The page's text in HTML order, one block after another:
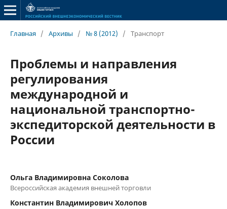
Главная / Архивы / № 8 (2012) / Транспорт
Проблемы и направления
регулирования
международной и
национальной транспортно-
экспедиторской деятельности в
России
Ольга Владимировна Соколова
Всероссийская академия внешней торговли
Константин Владимирович Холопов